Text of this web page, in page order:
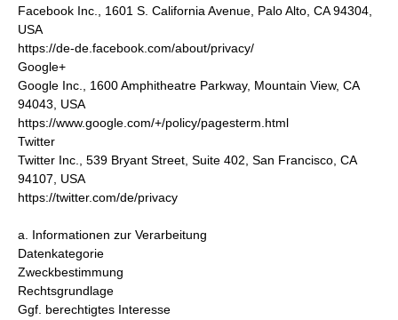
Facebook Inc., 1601 S. California Avenue, Palo Alto, CA 94304,
USA
https://de-de.facebook.com/about/privacy/
Google+
Google Inc., 1600 Amphitheatre Parkway, Mountain View, CA
94043, USA
https://www.google.com/+/policy/pagesterm.html
Twitter
Twitter Inc., 539 Bryant Street, Suite 402, San Francisco, CA
94107, USA
https://twitter.com/de/privacy
a. Informationen zur Verarbeitung
Datenkategorie
Zweckbestimmung
Rechtsgrundlage
Ggf. berechtigtes Interesse